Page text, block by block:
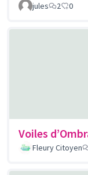
jules 2 0
Voiles
Fleury Citoyen